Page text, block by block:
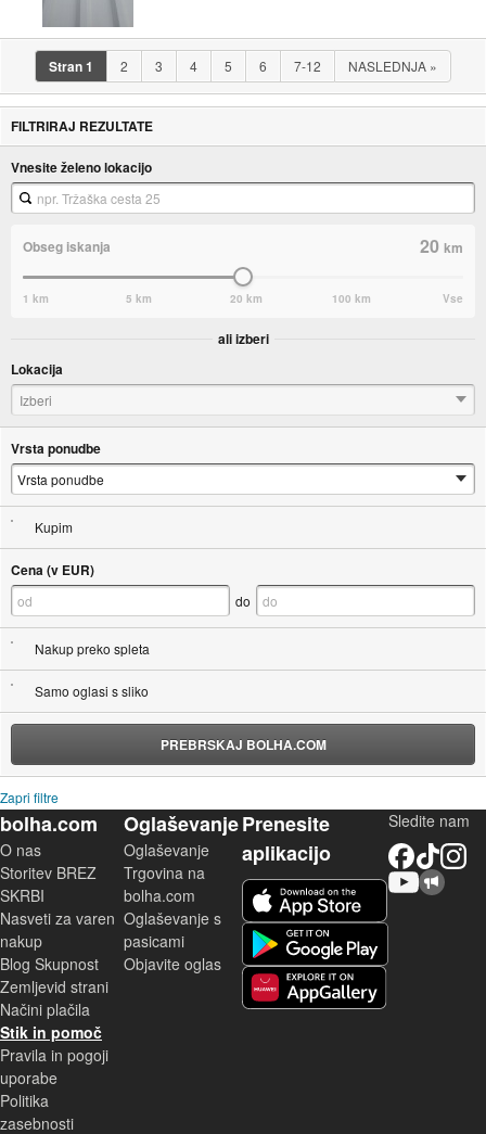
Stran1 2 3 4 5 6 7-12 NASLEDNJA »
FILTRIRAJ REZULTATE
Vnesite želeno lokacijo
Obseg iskanja 20km
1 km 5 km 20 km 100 km Vse
ali izberi
Lokacija
Izberi
Vrsta ponudbe
Kupim
Cena (v EUR)
do
Nakup preko spleta
Samo oglasi s sliko
PREBRSKAJ BOLHA.COM
Zapri filtre
bolha.com
O nas
Storitev BREZ
SKRBI
Nasveti za varen
nakup
Blog Skupnost
Zemljevid strani
Načini plačila
Stik in pomoč
Pravila in pogoji
uporabe
Politika
zasebnosti
Oglaševanje
Oglaševanje
Trgovina na
bolha.com
Oglaševanje s
pasicami
Objavite oglas
Prenesite
aplikacijo
Sledite nam